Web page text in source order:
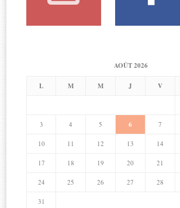
AOÛT 2026
L M M J V
3 4 5 6 7
10 11 12 13 14
17 18 19 20 21
24 25 26 27 28
31